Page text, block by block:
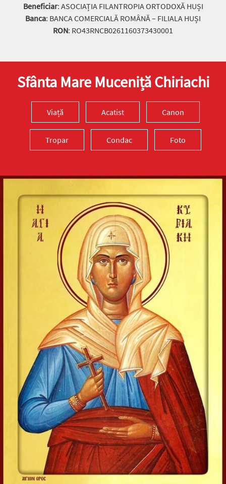
Beneficiar: ASOCIAȚIA FILANTROPIA ORTODOXĂ HUȘI
Banca: BANCA COMERCIALĂ ROMÂNĂ – FILIALA HUȘI
RON: RO43RNCB0261160373430001
Sfânta Mare Muceniță Chiriachi
Viață Acatist Canon
Tropar Condac Foto